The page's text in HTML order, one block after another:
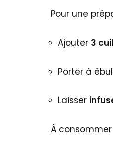
Pour une
Ajouter 3
Porter à
Laisser
À consommer